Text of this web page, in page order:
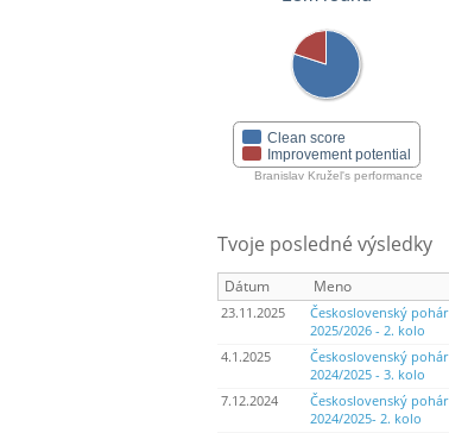
Clean score
Improvement potential
Branislav Kružel's performance
Tvoje posledné výsledky
Dátum Meno
23.11.2025
Československý pohár
2025/2026 - 2. kolo
4.1.2025
Československý pohár
2024/2025 - 3. kolo
7.12.2024
Československý pohár
2024/2025- 2. kolo